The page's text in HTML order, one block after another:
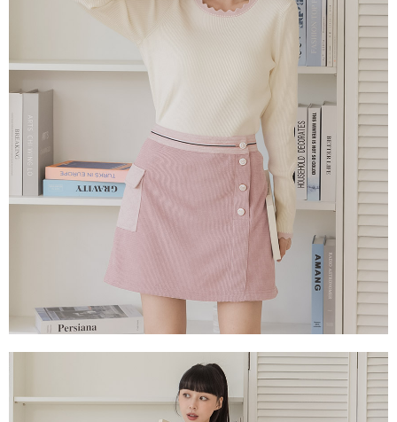
付款後7-11取貨
每筆NT$60，滿NT$2,000(含以上)免運費
宅配
每筆NT$80，滿NT$2,000(含以上)免運費